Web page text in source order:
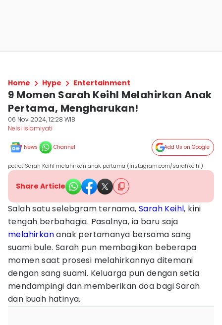
Home Hype Entertainment
9 Momen Sarah Keihl Melahirkan Anak
Pertama, Mengharukan!
06 Nov 2024, 12:28 WIB
Nelsi Islamiyati
News Channel Add Us on Google
potret Sarah Keihl melahirkan anak pertama (instagram.com/sarahkeihl)
Share Article
Salah satu selebgram ternama, Sarah Keihl, kini
tengah berbahagia. Pasalnya, ia baru saja
melahirkananak pertamanya bersama sang
suami bule. Sarah pun membagikan beberapa
momen saat prosesi melahirkannya ditemani
dengan sang suami. Keluarga pun dengan setia
mendampingi dan memberikan doa bagi Sarah
dan buah hatinya.